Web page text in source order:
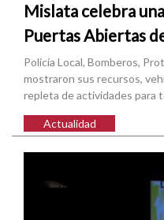
Mislata celebra
Puertas Abiertas
Policía Local, Bomberos,
mostraron sus recursos,
repleta de actividades para
Actualidad